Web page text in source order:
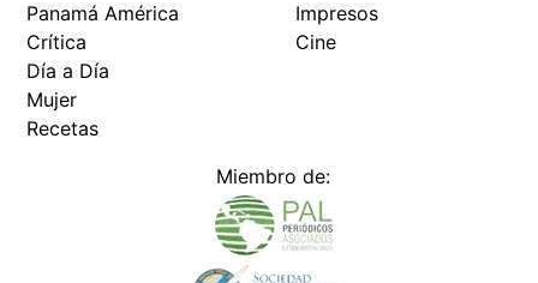
Panamá América
Crítica
Día a Día
Mujer
Recetas
Impresos
Cine
Miembro de: